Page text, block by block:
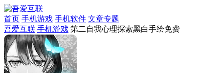
首页 手机游戏 手机软件 文章专题
吾爱互联 手机游戏 第二自我心理探索黑白手绘免费